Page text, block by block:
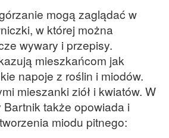
mogą zaglądać w
w której można
wywary i przepisy.
mieszkańcom jak
napoje z roślin i miodów.
mieszanki ziół i kwiatów. W
także opowiada i
miodu pitnego: